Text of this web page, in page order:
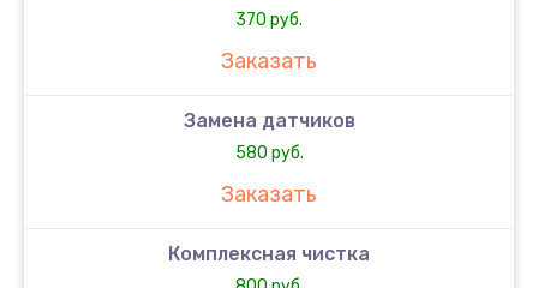
370 руб.
Заказать
Замена датчиков
580 руб.
Заказать
Комплексная чистка